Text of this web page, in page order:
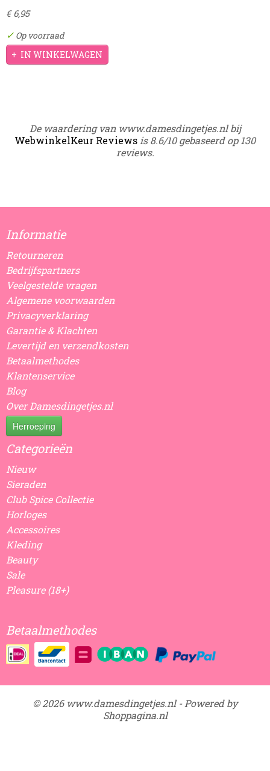
€ 6,95
✓ Op voorraad
IN WINKELWAGEN
De waardering van www.damesdingetjes.nl bij
WebwinkelKeur Reviews is 8.6/10 gebaseerd op 130
reviews.
Informatie
Retourneren
Bedrijfspartners
Veelgestelde vragen
Algemene voorwaarden
Privacyverklaring
Garantie & Klachten
Levertijd en verzendkosten
Betaalmethodes
Klantenservice
Blog
Over Damesdingetjes.nl
Herroeping
Categorieën
Nieuw
Sieraden
Club Spice Collectie
Horloges
Accessoires
Kleding
Beauty
Sale
Pleasure (18+)
Betaalmethodes
© 2026 www.damesdingetjes.nl - Powered by
Shoppagina.nl